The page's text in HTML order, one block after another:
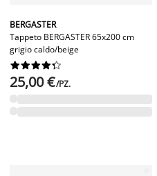
BERGASTER
Tappeto BERGASTER 65x200 cm
grigio caldo/beige






25,00 €/PZ.